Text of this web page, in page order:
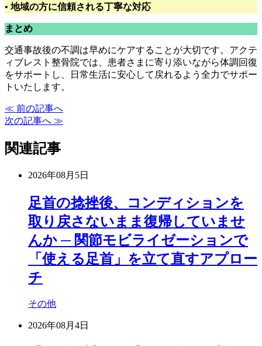
• 地域の方に信頼される丁寧な対応
まとめ
交通事故後の不調は早めにケアすることが大切です。アクテ
ィブレスト整骨院では、患者さまに寄り添いながら体調回復
をサポートし、日常生活に安心して戻れるよう全力でサポー
トいたします。
≪ 前の記事へ
次の記事へ ≫
関連記事
2026年08月5日
足首の捻挫後、コンディションを
取り戻さないまま復帰していませ
んか ─ 関節モビライゼーションで
「使える足首」を立て直すアプロー
チ
その他
2026年08月4日